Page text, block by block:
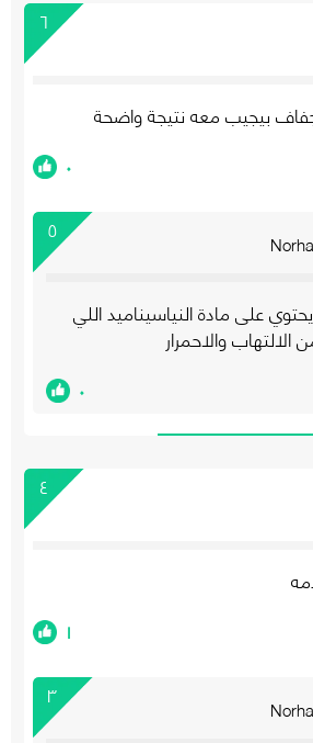
٦
بيجيب معه نتيجة واضحة
٠
٥
على مادة النياسيناميد اللي
والاحمرار
٠
٤
١
٣